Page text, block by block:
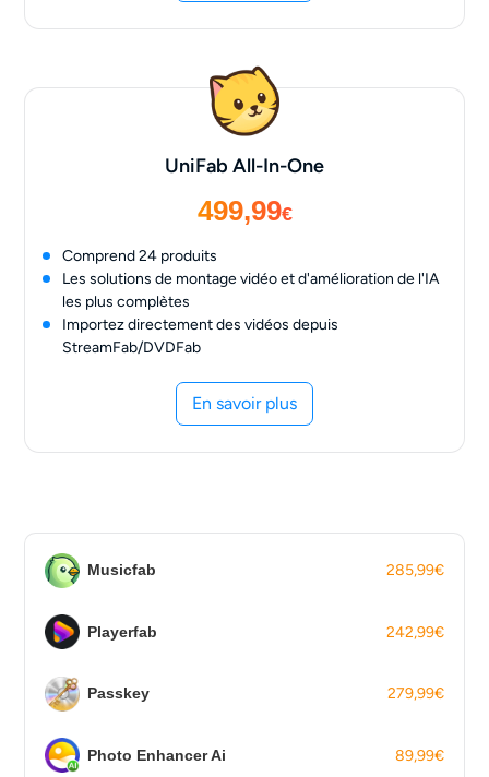
UniFab All-In-One
499,99€
Comprend 24 produits
Les solutions de montage vidéo et d'amélioration de l'IA
les plus complètes
Importez directement des vidéos depuis
StreamFab/DVDFab
En savoir plus
Musicfab 285,99€
Playerfab 242,99€
Passkey 279,99€
Photo Enhancer Ai 89,99€